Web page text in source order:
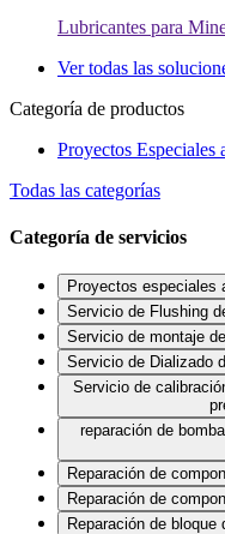
Lubricantes para
Ver todas las
Categoría de productos
Proyectos Especiales
Todas las categorías
Categoría de servicios
Proyectos especiales
Servicio de Flushing
Servicio de montaje
Servicio de Dializado
Servicio de
reparación de
Reparación de
Reparación de
Reparación de bloque